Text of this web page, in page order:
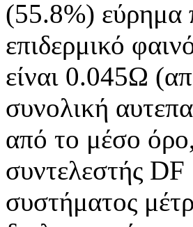
(55.8%) εύρημα
επιδερμικό
είναι 0.045Ω
συνολική
από το μέσο
συντελεστής
συστήματος